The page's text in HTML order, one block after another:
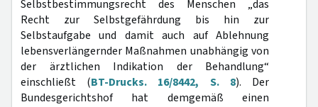
Selbstbestimmungsrecht des Menschen „das
Recht zur Selbstgefährdung bis hin zur
Selbstaufgabe und damit auch auf Ablehnung
lebensverlängernder Maßnahmen unabhängig von
der ärztlichen Indikation der Behandlung“
einschließt (BT-Drucks. 16/8442, S. 8). Der
Bundesgerichtshof hat demgemäß einen